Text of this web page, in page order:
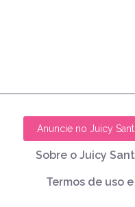
Anuncie no Juicy
Sobre o Juicy
Termos de uso